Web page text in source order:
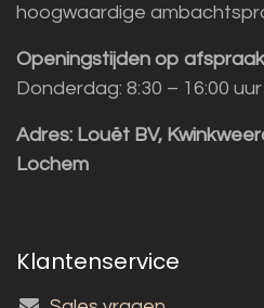
hoogwaardige
Openingstijden op
Donderdag: 8:30 – 16:00 uur
Adres: Louët BV,
Lochem
Klantenservice